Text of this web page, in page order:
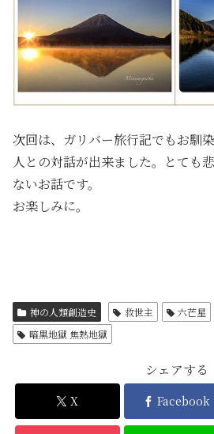
次回は、ガリバー旅行記でもお馴
人との対話が出来ました。とても
ないお話です。
お楽しみに。
神の人類創造史 救世主 六芒星
暗黒地獄 焦熱地獄
シェアする
X Facebook